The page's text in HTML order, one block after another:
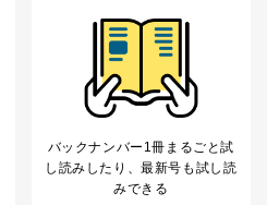
バックナンバー1冊まるごと試
し読み したり、最新号も試し読
みできる